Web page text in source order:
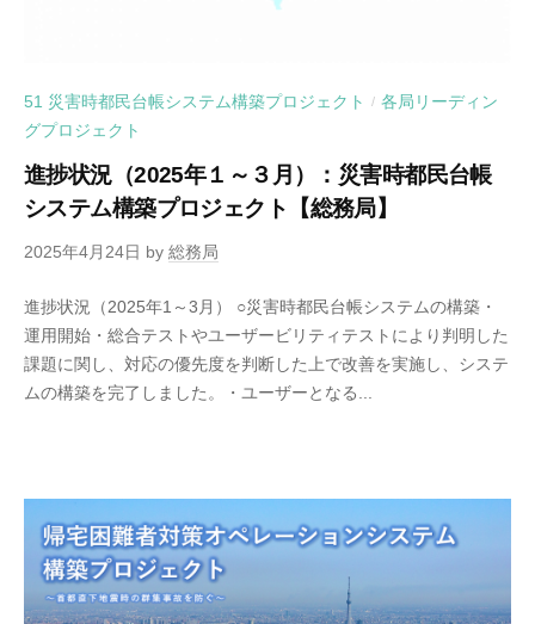
51 災害時都民台帳システム構築プロジェクト / 各局リーディン
グプロジェクト
進捗状況（2025年１～３月）：災害時都民台帳
システム構築プロジェクト【総務局】
2025年4月24日 by 総務局
進捗状況（2025年1～3月） ○災害時都民台帳システムの構築・
運用開始・総合テストやユーザービリティテストにより判明した
課題に関し、対応の優先度を判断した上で改善を実施し、システ
ムの構築を完了しました。・ユーザーとなる...